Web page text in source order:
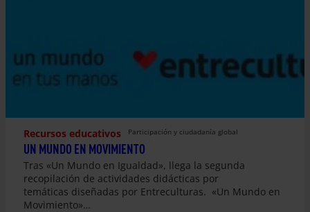
Recursos educativos Participación y ciudadanía global
UN MUNDO EN MOVIMIENTO
Tras «Un Mundo en Igualdad», llega la segunda
recopilación de actividades didácticas por
temáticas diseñadas por Entreculturas. «Un Mundo en
Movimiento»…